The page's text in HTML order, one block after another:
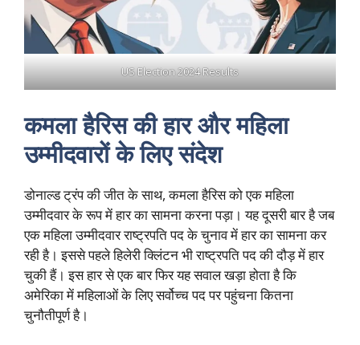
US Election 2024 Results
कमला हैरिस की हार और महिला
उम्मीदवारों के लिए संदेश
डोनाल्ड ट्रंप की जीत के साथ, कमला हैरिस को एक महिला
उम्मीदवार के रूप में हार का सामना करना पड़ा। यह दूसरी बार है जब
एक महिला उम्मीदवार राष्ट्रपति पद के चुनाव में हार का सामना कर
रही है। इससे पहले हिलेरी क्लिंटन भी राष्ट्रपति पद की दौड़ में हार
चुकी हैं। इस हार से एक बार फिर यह सवाल खड़ा होता है कि
अमेरिका में महिलाओं के लिए सर्वोच्च पद पर पहुंचना कितना
चुनौतीपूर्ण है।